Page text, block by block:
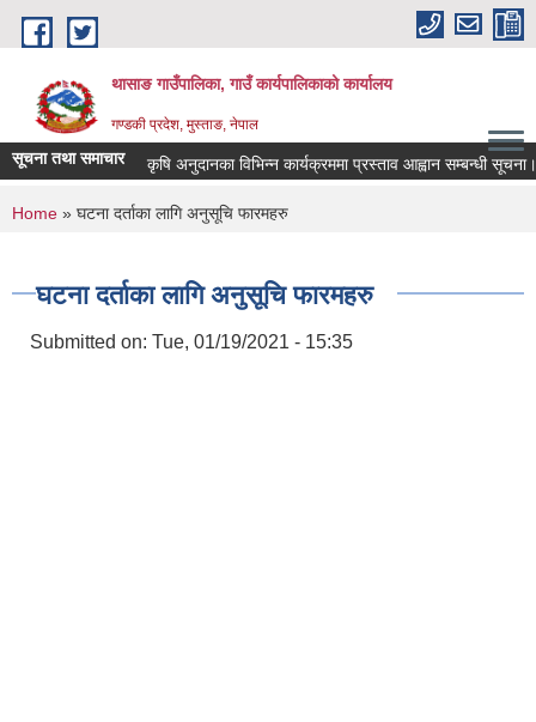
Skip to main content
थासाङ गाउँपालिका, गाउँ कार्यपालिकाको कार्यालय
गण्डकी प्रदेश, मुस्ताङ, नेपाल
सूचना तथा समाचारकृषि अनुदानका विभिन्न कार्यक्रममा प्रस्ताव आह्वान सम्बन्धी सूचना।
You are here
Home » घटना दर्ताका लागि अनुसूचि फारमहरु
घटना दर्ताका लागि अनुसूचि फारमहरु
Submitted on: Tue, 01/19/2021 - 15:35